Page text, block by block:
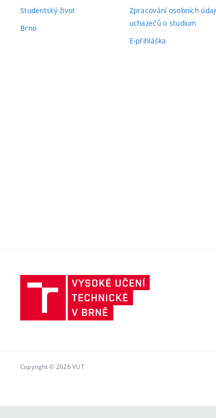
Studentský život
Brno
Zpracování osobních
uchazečů o studium
E-přihláška
učení
Copyright © 2026 VUT